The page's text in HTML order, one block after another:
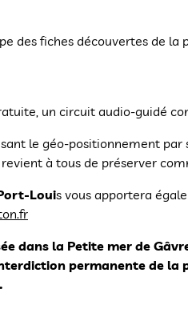
des fiches découvertes de la
un circuit audio-guidé
le géo-positionnement par
à tous de préserver
Louis vous apportera
dans la Petite mer de
permanente de la